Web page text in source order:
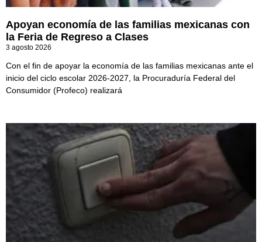
Apoyan economía de las familias mexicanas con
la Feria de Regreso a Clases
3 agosto 2026
Con el fin de apoyar la economía de las familias mexicanas ante el
inicio del ciclo escolar 2026-2027, la Procuraduría Federal del
Consumidor (Profeco) realizará